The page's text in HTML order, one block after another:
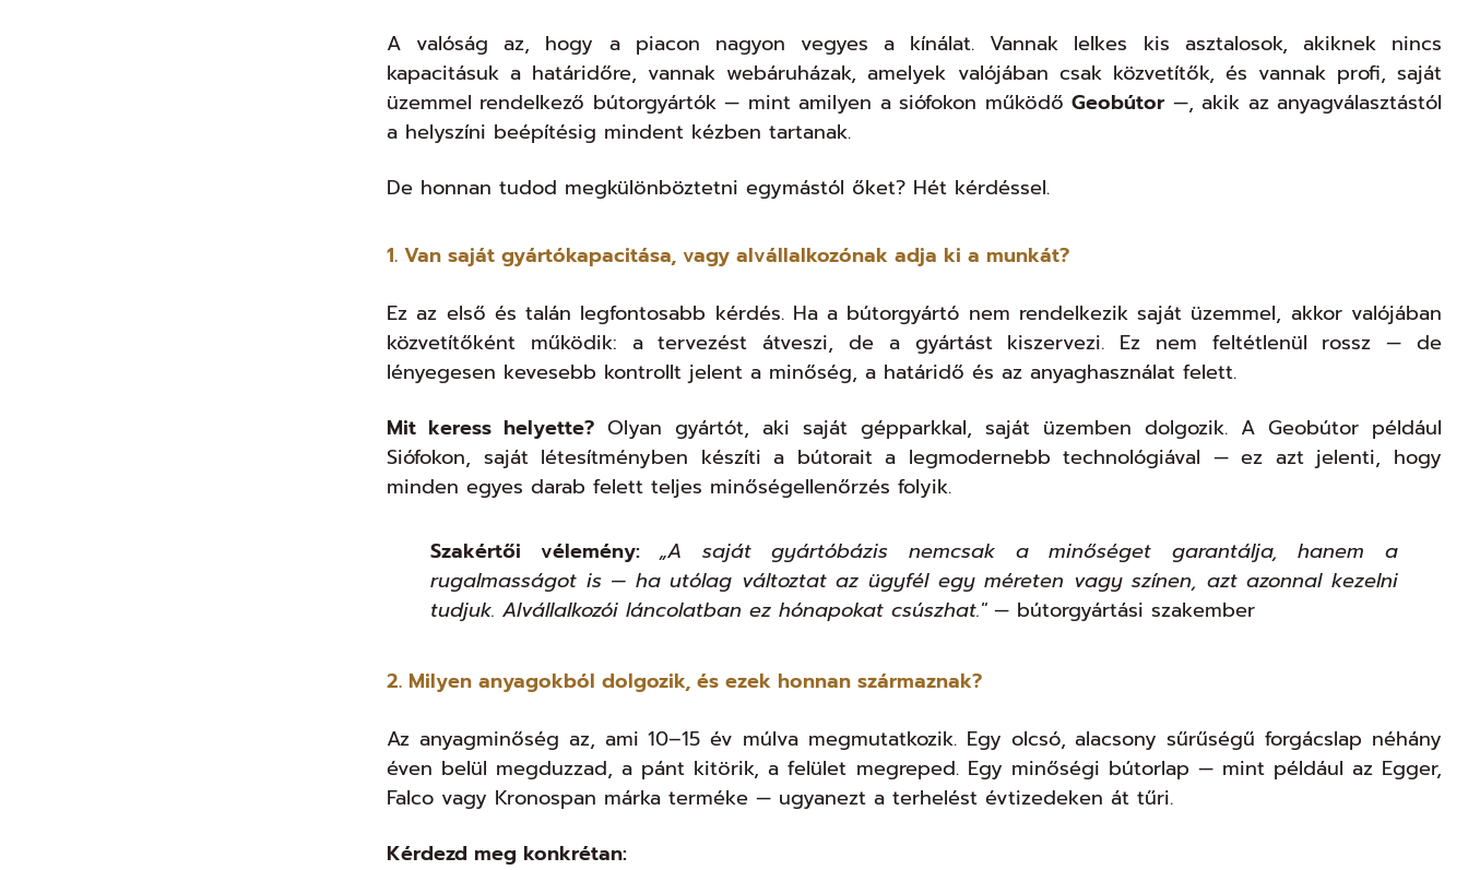
A valóság az, hogy a piacon nagyon vegyes a kínálat. Vannak lelkes kis asztalosok, akiknek nincs
kapacitásuk a határidőre, vannak webáruházak, amelyek valójában csak közvetítők, és vannak profi, saját
üzemmel rendelkező bútorgyártók — mint amilyen a siófokon működőGeobútor—, akik az anyagválasztástól
a helyszíni beépítésig mindent kézben tartanak.
De honnan tudod megkülönböztetni egymástól őket? Hét kérdéssel.
1. Van saját gyártókapacitása, vagy alvállalkozónak adja ki a munkát?
Ez az első és talán legfontosabb kérdés. Ha a bútorgyártó nem rendelkezik saját üzemmel, akkor valójában
közvetítőként működik: a tervezést átveszi, de a gyártást kiszervezi. Ez nem feltétlenül rossz — de
lényegesen kevesebb kontrollt jelent a minőség, a határidő és az anyaghasználat felett.
Mit keress helyette? Olyan gyártót, aki saját gépparkkal, saját üzemben dolgozik. A Geobútor például
Siófokon, saját létesítményben készíti a bútorait a legmodernebb technológiával — ez azt jelenti, hogy
minden egyes darab felett teljes minőségellenőrzés folyik.
Szakértői vélemény:
„A saját gyártóbázis nemcsak a minőséget garantálja, hanem a
rugalmasságot is — ha utólag változtat az ügyfél egy méreten vagy színen, azt azonnal kezelni
tudjuk. Alvállalkozói láncolatban ez hónapokat csúszhat."— bútorgyártási szakember
2. Milyen anyagokból dolgozik, és ezek honnan származnak?
Az anyagminőség az, ami 10–15 év múlva megmutatkozik. Egy olcsó, alacsony sűrűségű forgácslap néhány
éven belül megduzzad, a pánt kitörik, a felület megreped. Egy minőségi bútorlap — mint például az Egger,
Falco vagy Kronospan márka terméke — ugyanezt a terhelést évtizedeken át tűri.
Kérdezd meg konkrétan: